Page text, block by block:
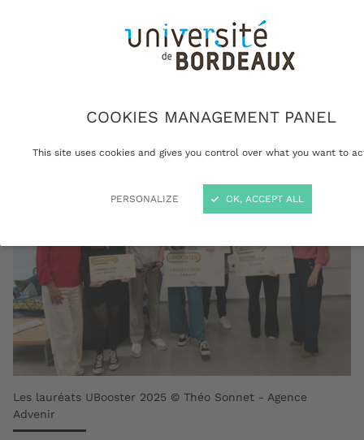
COOKIES MANAGEMENT PANEL
This site uses cookies and gives you control over what you want to
PERSONALIZE OK, ACCEPT ALL
projets entrepreneuriaux les plus innovants en
lice cette année ont été récompensés. Un
encouragement de taille pour ces jeunes
Les lauréats UBooster 2025 © Théo Sonnet - Agence
Advenir